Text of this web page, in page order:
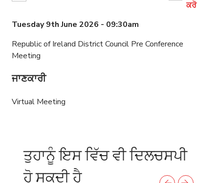
ਕਰੋ
Tuesday 9th June 2026 - 09:30am
Republic of Ireland District Council Pre Conference
Meeting
ਜਾਣਕਾਰੀ
Virtual Meeting
ਤੁਹਾਨੂੰ ਇਸ ਵਿੱਚ ਵੀ ਦਿਲਚਸਪੀ
ਹੋ ਸਕਦੀ ਹੈ